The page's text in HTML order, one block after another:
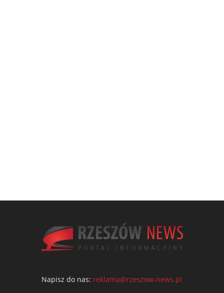
Napisz do nas: reklama@rzeszow-news.pl